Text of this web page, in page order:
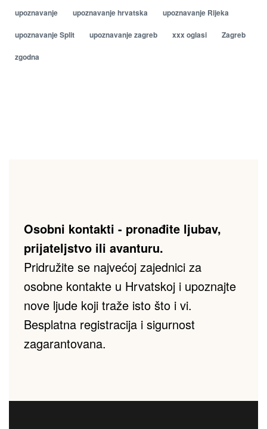
upoznavanje upoznavanje hrvatska upoznavanje Rijeka
upoznavanje Split upoznavanje zagreb xxx oglasi Zagreb
zgodna
Osobni kontakti - pronađite ljubav,
prijateljstvo ili avanturu.
Pridružite se najvećoj zajednici za
osobne kontakte u Hrvatskoj i upoznajte
nove ljude koji traže isto što i vi.
Besplatna registracija i sigurnost
zagarantovana.